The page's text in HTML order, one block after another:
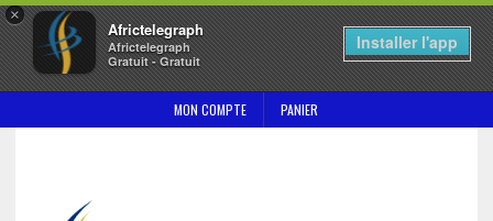
×
Africtelegraph
Africtelegraph
Gratuit - Gratuit
Installer l'app
MON COMPTE PANIER